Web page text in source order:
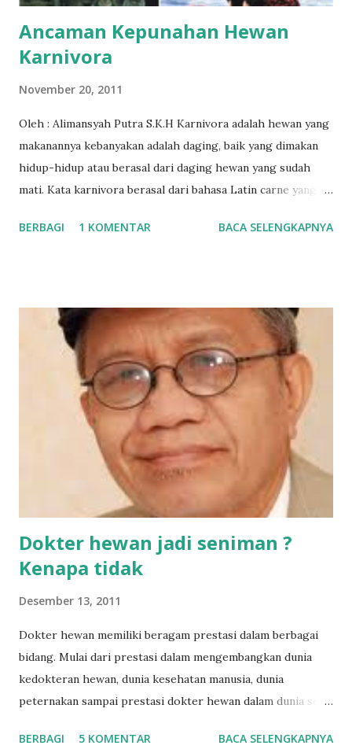
dan bebas penyaki...
Ancaman Kepunahan Hewan
Karnivora
November 20, 2011
Oleh : Alimansyah Putra S.K.H Karnivora adalah hewan yang
makanannya kebanyakan adalah daging, baik yang dimakan
hidup-hidup atau berasal dari daging hewan yang sudah
mati. Kata karnivora berasal dari bahasa Latin carne yang
carnivora merupakan bagian dari kelas mamalia yang
(2005) menyatakan bahwa karnivora merupakan elemen
yang penting pada komunitas satwaliar. Hilangnya jenis-
jenis satwa karnivora akan menyebabkan terjadinya ledakan
populasi hewan-hewan herbivora ataupun sumber pakan
satwa karnivora.
BERBAGI 1 KOMENTAR BACA SELENGKAPNYA
Dokter hewan jadi seniman ?
Kenapa tidak
Desember 13, 2011
Dokter hewan memiliki beragam prestasi dalam berbagai
bidang. Mulai dari prestasi dalam mengembangkan dunia
kedokteran hewan, dunia kesehatan manusia, dunia
peternakan sampai prestasi dokter hewan dalam dunia seni.
sastrawan atau seorang novelis. Dokter-dokter hewan yang
BERBAGI 5 KOMENTAR BACA SELENGKAPNYA